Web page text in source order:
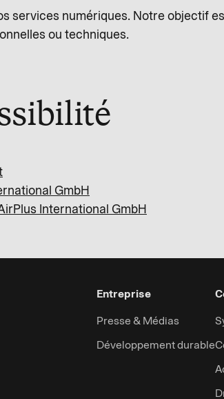
numériques. Notre objectif
ou techniques.
GmbH
International GmbH
Entreprise
Presse & Médias
Développement durable